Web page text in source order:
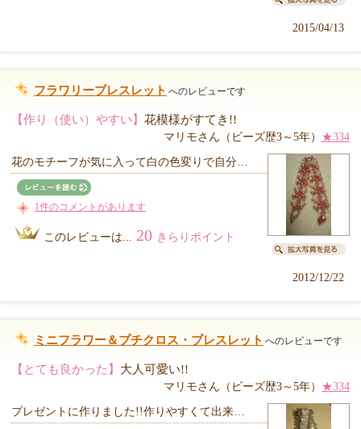
2015/04/13
フラワリーブレスレット へのレビューです
【作り（使い）やすい】 花模様がすてき!!
マリモさん（ビーズ歴3～5年） ★334
花のモチーフが気に入って白の色変りで自分…
1件のコメントがあります
このレビューは... 20 きらりポイント
2012/12/22
ミニフラワー＆プチクロス・ブレスレット へのレビューです
【とても良かった】 大人可愛い!!
マリモさん（ビーズ歴3～5年） ★334
プレゼントに作りました!!作りやすくて出来…